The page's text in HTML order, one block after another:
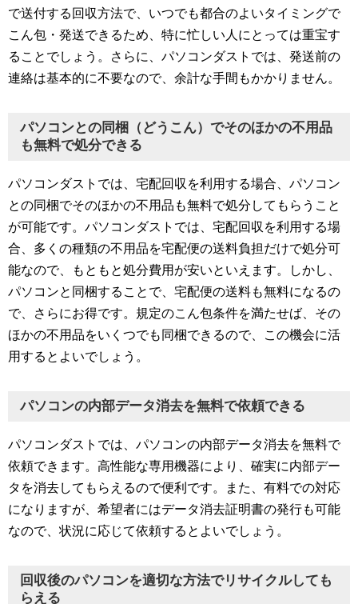
で送付する回収方法で、いつでも都合のよいタイミングで
こん包・発送できるため、特に忙しい人にとっては重宝す
ることでしょう。さらに、パソコンダストでは、発送前の
連絡は基本的に不要なので、余計な手間もかかりません。
パソコンとの同梱（どうこん）でそのほかの不用品
も無料で処分できる
パソコンダストでは、宅配回収を利用する場合、パソコン
との同梱でそのほかの不用品も無料で処分してもらうこと
が可能です。パソコンダストでは、宅配回収を利用する場
合、多くの種類の不用品を宅配便の送料負担だけで処分可
能なので、もともと処分費用が安いといえます。しかし、
パソコンと同梱することで、宅配便の送料も無料になるの
で、さらにお得です。規定のこん包条件を満たせば、その
ほかの不用品をいくつでも同梱できるので、この機会に活
用するとよいでしょう。
パソコンの内部データ消去を無料で依頼できる
パソコンダストでは、パソコンの内部データ消去を無料で
依頼できます。高性能な専用機器により、確実に内部デー
タを消去してもらえるので便利です。また、有料での対応
になりますが、希望者にはデータ消去証明書の発行も可能
なので、状況に応じて依頼するとよいでしょう。
回収後のパソコンを適切な方法でリサイクルしても
らえる